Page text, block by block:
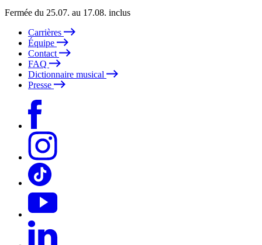
Fermée du 25.07. au 17.08. inclus
Carrières
Équipe
Contact
FAQ
Dictionnaire musical
Presse